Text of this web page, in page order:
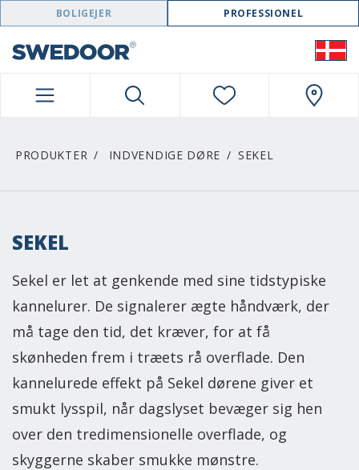
SWEDOOR NAVIGATION
BOLIGEJER PROFESSIONEL
PRODUKTER INDVENDIGE DØRE SEKEL
SEKEL
Sekel er let at genkende med sine tidstypiske
kannelurer. De signalerer ægte håndværk, der
må tage den tid, det kræver, for at få
skønheden frem i træets rå overflade. Den
kannelurede effekt på Sekel dørene giver et
smukt lysspil, når dagslyset bevæger sig hen
over den tredimensionelle overflade, og
skyggerne skaber smukke mønstre.